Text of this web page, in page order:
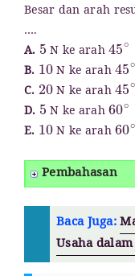
Besar dan arah
….
A. 5 N ke arah45∘
B. 10N ke arah45∘
C. 20N ke arah45∘
D. 5N ke arah60∘
E. 10N ke arah60∘
Pembahasan
Baca Juga:
Usaha